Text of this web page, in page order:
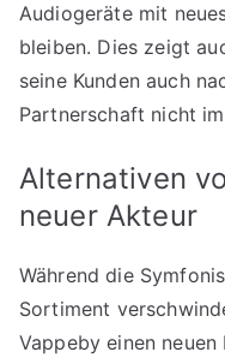
Audiogeräte mit
bleiben. Dies zeigt
seine Kunden auch
Partnerschaft nicht
Alternativen
neuer Akteur
Während die
Sortiment
Vappeby einen